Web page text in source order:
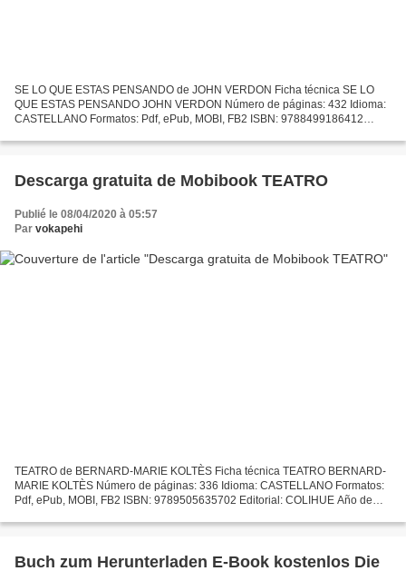
SE LO QUE ESTAS PENSANDO de JOHN VERDON Ficha técnica SE LO
QUE ESTAS PENSANDO JOHN VERDON Número de páginas: 432 Idioma:
CASTELLANO Formatos: Pdf, ePub, MOBI, FB2 ISBN: 9788499186412
Descarga gratuita de Mobibook TEATRO
Publié le 08/04/2020 à 05:57
Par vokapehi
TEATRO de BERNARD-MARIE KOLTÈS Ficha técnica TEATRO BERNARD-
MARIE KOLTÈS Número de páginas: 336 Idioma: CASTELLANO Formatos:
Pdf, ePub, MOBI, FB2 ISBN: 9789505635702 Editorial: COLIHUE Año de
Buch zum Herunterladen E-Book kostenlos Die